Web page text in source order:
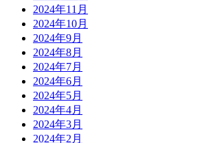
2024年11月
2024年10月
2024年9月
2024年8月
2024年7月
2024年6月
2024年5月
2024年4月
2024年3月
2024年2月